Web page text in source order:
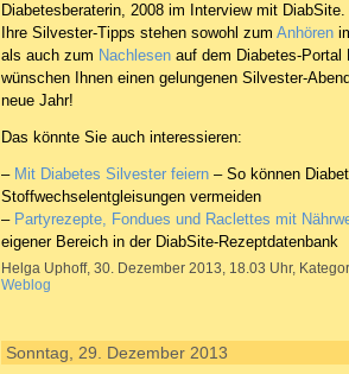
Diabetesberaterin, 2008 im Interview mit DiabSite.
Ihre Silvester-Tipps stehen sowohl zum Anhören
als auch zum Nachlesen auf dem Diabetes-
wünschen Ihnen einen gelungenen Silvester-
neue Jahr!
Das könnte Sie auch interessieren:
– Mit Diabetes Silvester feiern – So können
Stoffwechselentgleisungen vermeiden
– Partyrezepte, Fondues und Raclettes mit
eigener Bereich in der DiabSite-Rezeptdatenbank
Helga Uphoff, 30. Dezember 2013, 18.03 Uhr,
Weblog
Sonntag, 29. Dezember 2013